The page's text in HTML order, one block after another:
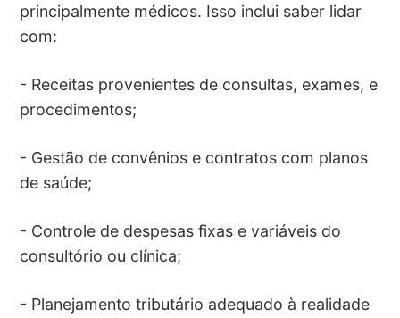
principalmente médicos. Isso inclui saber lidar
com:
- Receitas provenientes de consultas, exames, e
procedimentos;
- Gestão de convênios e contratos com planos
de saúde;
- Controle de despesas fixas e variáveis do
consultório ou clínica;
- Planejamento tributário adequado à realidade